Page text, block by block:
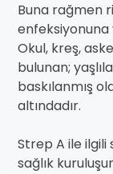
Buna rağmen
Okul, kreş,
bulunan;
baskılanmış
altındadır.
Strep A ile ilgili
sağlık